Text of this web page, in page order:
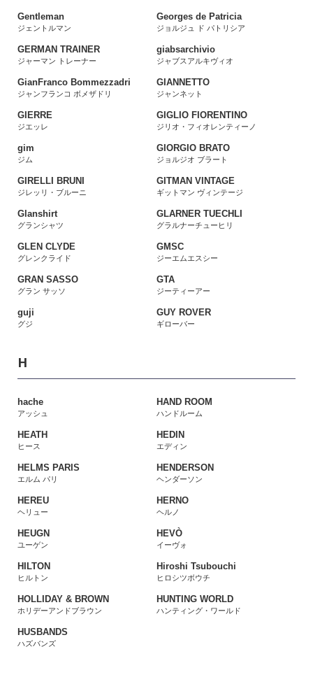
Gentleman
ジェントルマン
Georges de Patricia
ジョルジュ ド パトリシア
GERMAN TRAINER
ジャーマン トレーナー
giabsarchivio
ジャブスアルキヴィオ
GianFranco Bommezzadri
ジャンフランコ ボメザドリ
GIANNETTO
ジャンネット
GIERRE
ジエッレ
GIGLIO FIORENTINO
ジリオ・フィオレンティーノ
gim
ジム
GIORGIO BRATO
ジョルジオ ブラート
GIRELLI BRUNI
ジレッリ・ブルーニ
GITMAN VINTAGE
ギットマン ヴィンテージ
Glanshirt
グランシャツ
GLARNER TUECHLI
グラルナーチューヒリ
GLEN CLYDE
グレンクライド
GMSC
ジーエムエスシー
GRAN SASSO
グラン サッソ
GTA
ジーティーアー
guji
グジ
GUY ROVER
ギローバー
H
hache
アッシュ
HAND ROOM
ハンドルーム
HEATH
ヒース
HEDIN
エディン
HELMS PARIS
エルム パリ
HENDERSON
ヘンダーソン
HEREU
ヘリュー
HERNO
ヘルノ
HEUGN
ユーゲン
HEVÒ
イーヴォ
HILTON
ヒルトン
Hiroshi Tsubouchi
ヒロシツボウチ
HOLLIDAY & BROWN
ホリデーアンドブラウン
HUNTING WORLD
ハンティング・ワールド
HUSBANDS
ハズバンズ